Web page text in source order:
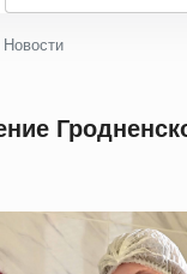
Новости